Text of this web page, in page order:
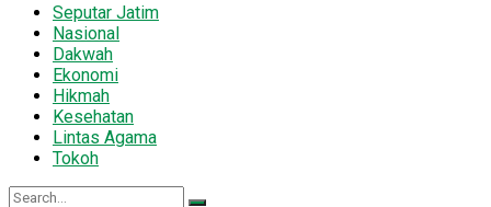
Seputar Jatim
Nasional
Dakwah
Ekonomi
Hikmah
Kesehatan
Lintas Agama
Tokoh